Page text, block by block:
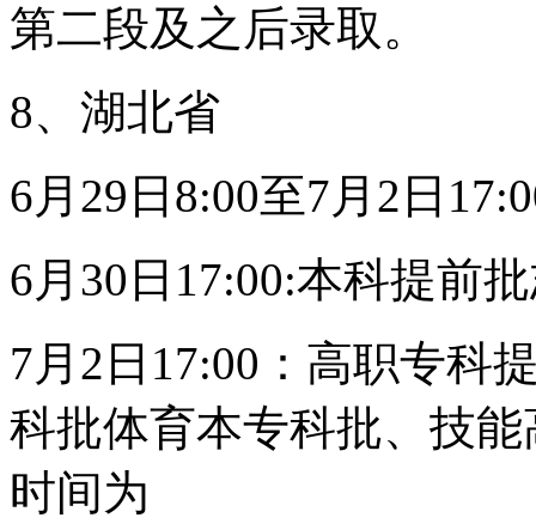
第二段及之后录取。
8、湖北省
6月29日8:00至7月2日
6月30日17:00:本科提前
7月2日17:00：高职专科
科批体育本专科批、技
时间为